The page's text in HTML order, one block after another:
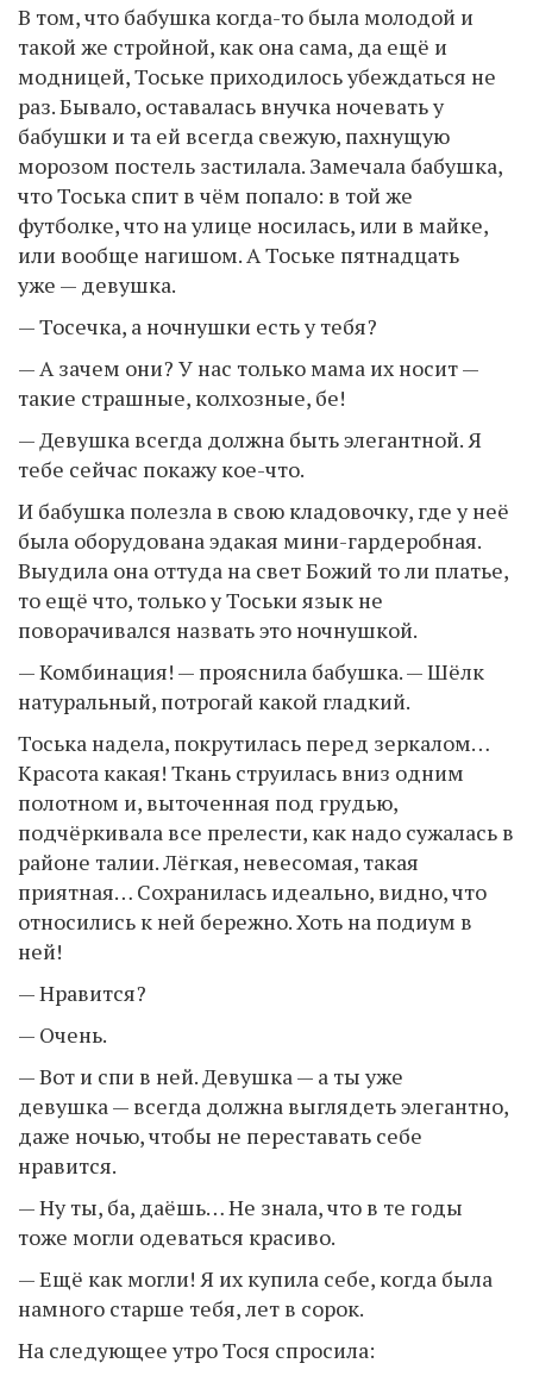
В том, что бабушка когда-то была молодой и
такой же стройной, как она сама, да ещё и
модницей, Тоське приходилось убеждаться не
раз. Бывало, оставалась внучка ночевать у
бабушки и та ей всегда свежую, пахнущую
морозом постель застилала. Замечала бабушка,
что Тоська спит в чём попало: в той же
футболке, что на улице носилась, или в майке,
или вообще нагишом. А Тоське пятнадцать
уже — девушка.
— Тосечка, а ночнушки есть у тебя?
— А зачем они? У нас только мама их носит —
такие страшные, колхозные, бе!
— Девушка всегда должна быть элегантной. Я
тебе сейчас покажу кое-что.
И бабушка полезла в свою кладовочку, где у неё
была оборудована эдакая мини-гардеробная.
Выудила она оттуда на свет Божий то ли платье,
то ещё что, только у Тоськи язык не
поворачивался назвать это ночнушкой.
— Комбинация! — прояснила бабушка. — Шёлк
натуральный, потрогай какой гладкий.
Тоська надела, покрутилась перед зеркалом…
Красота какая! Ткань струилась вниз одним
полотном и, выточенная под грудью,
подчёркивала все прелести, как надо сужалась в
районе талии. Лёгкая, невесомая, такая
приятная… Сохранилась идеально, видно, что
относились к ней бережно. Хоть на подиум в
ней!
— Нравится?
— Очень.
— Вот и спи в ней. Девушка — а ты уже
девушка — всегда должна выглядеть элегантно,
даже ночью, чтобы не переставать себе
нравится.
— Ну ты, ба, даёшь… Не знала, что в те годы
тоже могли одеваться красиво.
— Ещё как могли! Я их купила себе, когда была
намного старше тебя, лет в сорок.
На следующее утро Тося спросила: